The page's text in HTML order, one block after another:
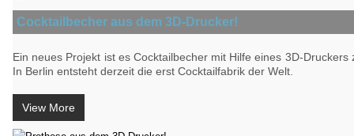
Cocktailbecher aus dem 3D-Drucker!
Ein neues Projekt ist es Cocktailbecher mit Hilfe eines 3D-Druckers
In Berlin entsteht derzeit die erst Cocktailfabrik der Welt.
View More